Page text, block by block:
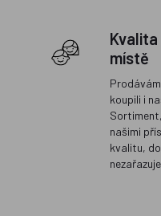
Kvalita
místě
koupili i
našimi
kvalitu,